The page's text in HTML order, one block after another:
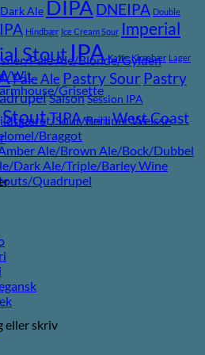
Pale Ale/Blonde/Gylden
Wit
Grisette
Sour/Berliner Weisse
Braggot
Ale/Brown Ale/Bock/Dubbel
Dark Ale/Triple/Barley Wine
Quadrupel
Dark Ale DIPA DNEIPA Double
Hindbær Ice Cream Sour Imperial
StoutIPA Kaffe Kirsebær Lager
Pale Ale Pastry Sour Pastry
SaisonSession IPA
StoutTIPA Vanilje West Coast
eller skriv